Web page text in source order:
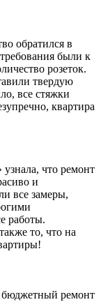
обратился в
были к
розеток.
твердую
все стяжки
квартира
что ремонт
и
все замеры,
работы.
то, что на
бюджетный ремонт